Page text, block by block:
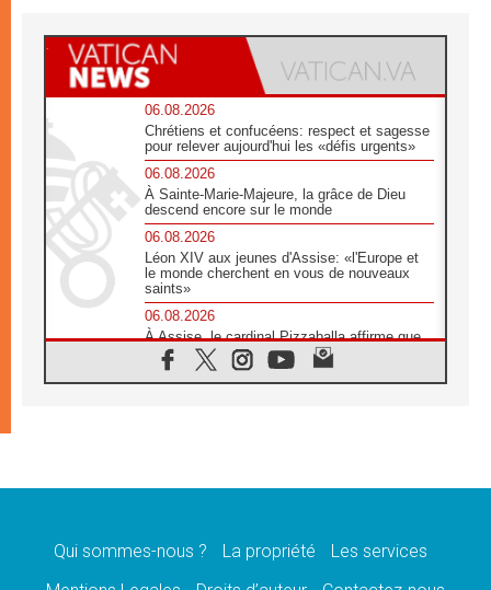
06.08.2026
Chrétiens et confucéens: respect et sagesse
pour relever aujourd'hui les «défis urgents»
06.08.2026
À Sainte-Marie-Majeure, la grâce de Dieu
descend encore sur le monde
06.08.2026
Léon XIV aux jeunes d'Assise: «l'Europe et
le monde cherchent en vous de nouveaux
saints»
06.08.2026
À Assise, le cardinal Pizzaballa affirme que
«les chrétiens veulent la paix»
06.08.2026
message de paix et de dignité humaine»
Qui sommes-nous ? La propriété
Les services